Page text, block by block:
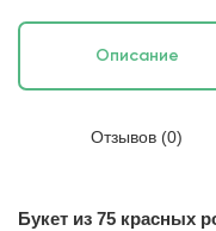
Описание
Отзывов (0)
Букет из 75 красных